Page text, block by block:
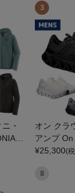
・
M
3
オン クラ
アンプ
¥25,300(
8